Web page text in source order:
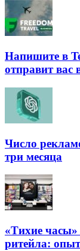
Напишите в
отправит вас
Число
три месяца
«Тихие часы»
ритейла: